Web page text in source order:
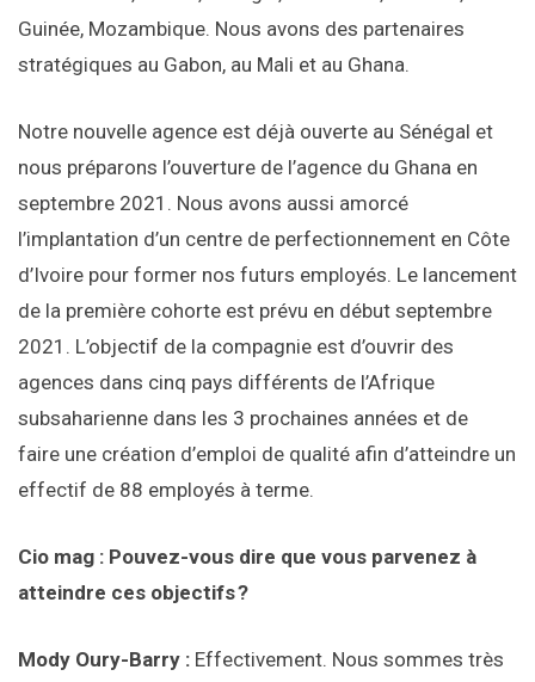
Guinée, Mozambique. Nous avons des partenaires
stratégiques au Gabon, au Mali et au Ghana.
Notre nouvelle agence est déjà ouverte au Sénégal et
nous préparons l’ouverture de l’agence du Ghana en
septembre 2021. Nous avons aussi amorcé
l’implantation d’un centre de perfectionnement en Côte
d’Ivoire pour former nos futurs employés. Le lancement
de la première cohorte est prévu en début septembre
2021. L’objectif de la compagnie est d’ouvrir des
agences dans cinq pays différents de l’Afrique
subsaharienne dans les 3 prochaines années et de
faire une création d’emploi de qualité afin d’atteindre un
effectif de 88 employés à terme.
Cio mag : Pouvez-vous dire que vous parvenez à
atteindre ces objectifs ?
Mody Oury-Barry : Effectivement. Nous sommes très